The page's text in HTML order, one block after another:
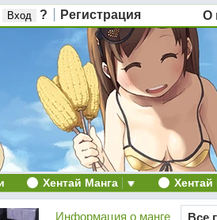
? Регистрация О
Хентай Манга
Информация о манге
Все